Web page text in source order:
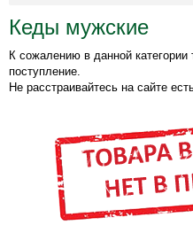
Кеды мужские
К сожалению в данной
поступление.
Не расстраивайтесь на сайте